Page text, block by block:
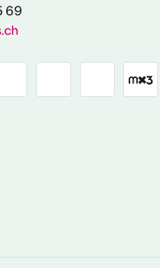
69